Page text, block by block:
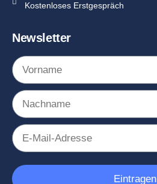
Kostenloses Erstgespräch
Newsletter
Eintragen